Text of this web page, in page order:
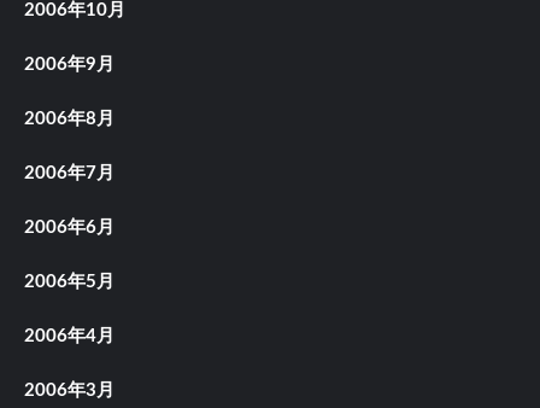
2006年10月
2006年9月
2006年8月
2006年7月
2006年6月
2006年5月
2006年4月
2006年3月